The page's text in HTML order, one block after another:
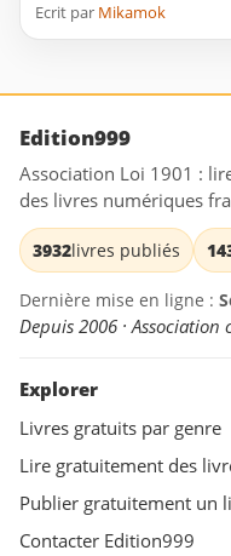
Ecrit par Mikamok
Edition999
Association Loi 1901 :
des livres numériques
3932livres publiés
Dernière mise en ligne :
Depuis 2006 ·
Explorer
Livres gratuits par genre
Lire gratuitement des
Publier gratuitement un
Contacter Edition999